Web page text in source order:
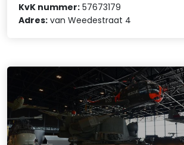
KvK nummer: 57673179
Adres: van Weedestraat 4